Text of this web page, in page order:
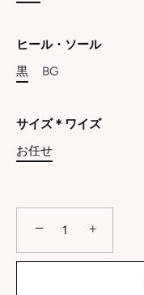
ヒール・ソール
黒
BG
サイズ＊ワイズ
お任せ
− +